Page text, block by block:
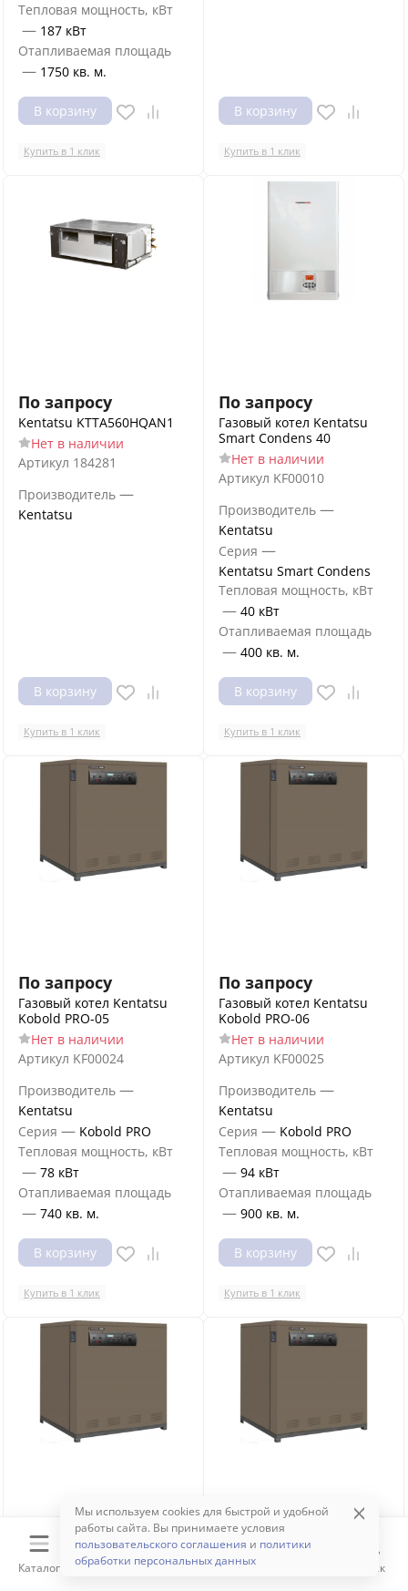
Каталог Корзина Избранное Поиск
Тепловая мощность, кВт
— 187 кВт
Отапливаемая площадь
— 1750 кв. м.
В корзину
Купить в 1 клик
В корзину
Купить в 1 клик
По запросу
Kentatsu KTTA560HQAN1
Нет в наличии
Артикул 184281
Производитель —
Kentatsu
В корзину
Купить в 1 клик
По запросу
Газовый котел Kentatsu
Smart Condens 40
Нет в наличии
Артикул KF00010
Производитель —
Kentatsu
Серия —
Kentatsu Smart Condens
Тепловая мощность, кВт
— 40 кВт
Отапливаемая площадь
— 400 кв. м.
В корзину
Купить в 1 клик
По запросу
Газовый котел Kentatsu
Kobold PRO-05
Нет в наличии
Артикул KF00024
Производитель —
Kentatsu
Серия — Kobold PRO
Тепловая мощность, кВт
— 78 кВт
Отапливаемая площадь
— 740 кв. м.
В корзину
Купить в 1 клик
По запросу
Газовый котел Kentatsu
Kobold PRO-06
Нет в наличии
Артикул KF00025
Производитель —
Kentatsu
Серия — Kobold PRO
Тепловая мощность, кВт
— 94 кВт
Отапливаемая площадь
— 900 кв. м.
В корзину
Купить в 1 клик
По запросу
Газовый котел Kentatsu
По запросу
Газовый котел Kentatsu
Мы используем cookies для быстрой и удобной
работы сайта. Вы принимаете условия
пользовательского соглашения и политики
обработки персональных данных